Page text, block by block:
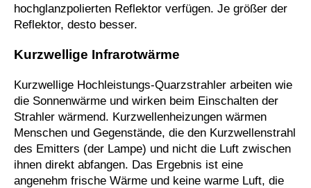
hochglanzpolierten Reflektor verfügen. Je größer der
Reflektor, desto besser.
Kurzwellige Infrarotwärme
Kurzwellige Hochleistungs-Quarzstrahler arbeiten wie
die Sonnenwärme und wirken beim Einschalten der
Strahler wärmend. Kurzwellenheizungen wärmen
Menschen und Gegenstände, die den Kurzwellenstrahl
des Emitters (der Lampe) und nicht die Luft zwischen
ihnen direkt abfangen. Das Ergebnis ist eine
angenehm frische Wärme und keine warme Luft, die